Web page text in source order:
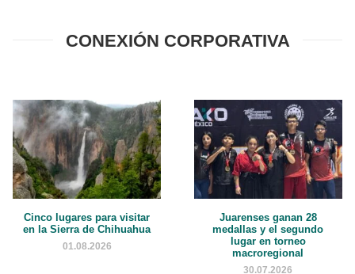
CONEXIÓN CORPORATIVA
Cinco lugares para visitar
en la Sierra de Chihuahua
01.08.2026
Juarenses ganan 28
medallas y el segundo
lugar en torneo
macroregional
30.07.2026